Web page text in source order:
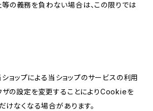
等の義務を負わない場合は、この限りでは
ョップによる当ショップのサービスの利用
ザの設定を変更することによりCookieを
けなくなる場合があります。